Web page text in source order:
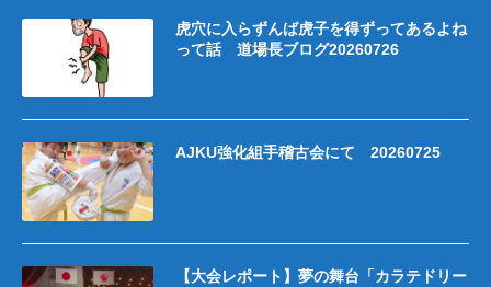
虎穴に入らずんば虎子を得ずってあるよね
って話 道場長ブログ20260726
AJKU強化組手稽古会にて 20260725
【大会レポート】夢の舞台「カラテドリー